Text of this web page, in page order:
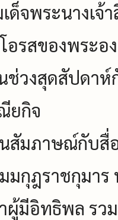
ด็จพระนางเจ้
อรสของพระ
ช่วงสุดสัปดา
ยกิจ
สัมภาษณ์กับสื่
มกุฎราชกุมา
ผู้มีอิทธิพล รว